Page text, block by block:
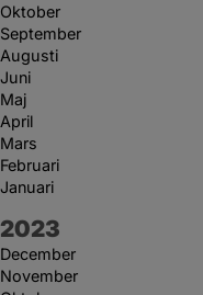
Oktober
September
Augusti
Juni
Maj
April
Mars
Februari
Januari
År:
2023
December
November